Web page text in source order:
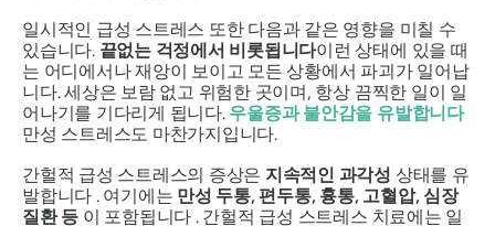
일시적인 급성 스트레스 또한 다음과 같은 영향을 미칠 수
있습니다. 끝없는 걱정에서 비롯됩니다이런 상태에 있을 때
는 어디에서나 재앙이 보이고 모든 상황에서 파괴가 일어납
니다. 세상은 보람 없고 위험한 곳이며, 항상 끔찍한 일이 일
어나기를 기다리게 됩니다. 우울증과 불안감을 유발합니다
만성 스트레스도 마찬가지입니다.
간헐적 급성 스트레스의 증상은 지속적인 과각성 상태를 유
발합니다 . 여기에는 만성 두통, 편두통, 흉통, 고혈압, 심장
질환 등 이 포함됩니다 . 간헐적 급성 스트레스 치료에는 일